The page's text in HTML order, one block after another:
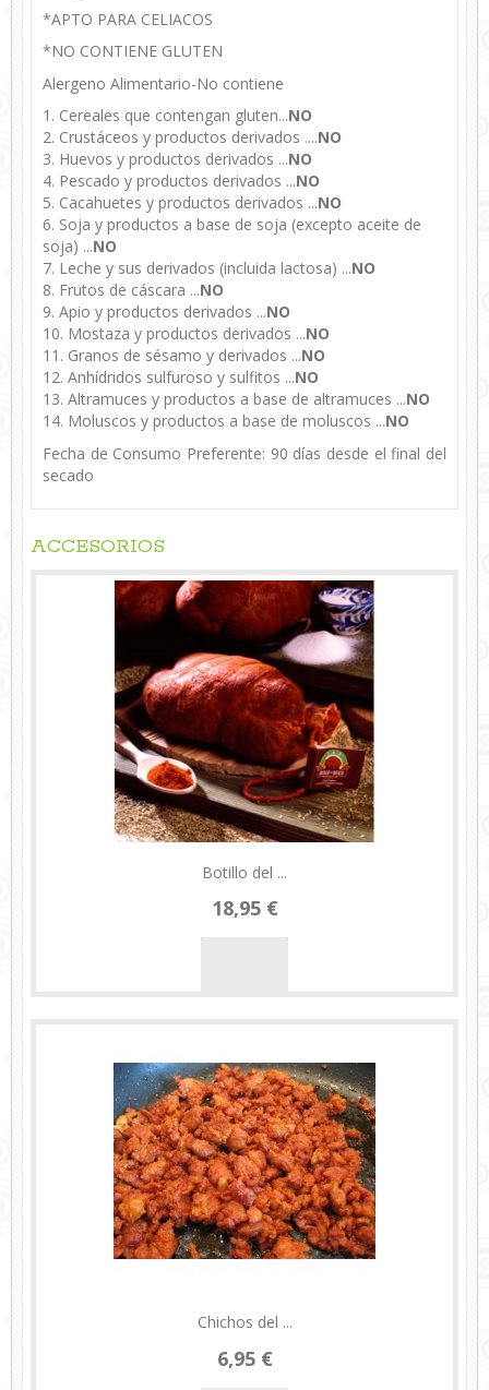
*APTO PARA CELIACOS
*NO CONTIENE GLUTEN
Alergeno Alimentario-No contiene
1. Cereales que contengan gluten...NO
2. Crustáceos y productos derivados ....NO
3. Huevos y productos derivados ...NO
4. Pescado y productos derivados ...NO
5. Cacahuetes y productos derivados ...NO
6. Soja y productos a base de soja (excepto aceite de
soja) ...NO
7. Leche y sus derivados (incluida lactosa) ...NO
8. Frutos de cáscara ...NO
9. Apio y productos derivados ...NO
10. Mostaza y productos derivados ...NO
11. Granos de sésamo y derivados ...NO
12. Anhídridos sulfuroso y sulfitos ...NO
13. Altramuces y productos a base de altramuces ...NO
14. Moluscos y productos a base de moluscos ...NO
Fecha de Consumo Preferente: 90 días desde el final del
secado
ACCESORIOS
Botillo del ...
18,95 €
Chichos del ...
6,95 €